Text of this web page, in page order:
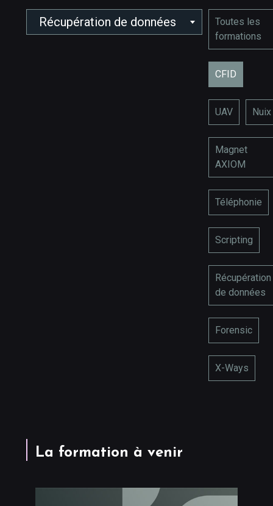
Récupération de données
Toutes les
formations
CFID
UAV Nuix
Magnet
AXIOM
Téléphonie
Scripting
Récupération
de données
Forensic
X-Ways
La formation à venir